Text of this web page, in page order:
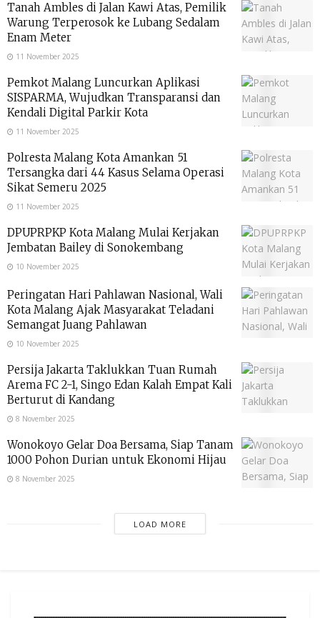
Tanah Ambles di Jalan Kawi Atas, Pemilik
Warung Terperosok ke Lubang Sedalam
Enam Meter
11 November 2025
Pemkot Malang Luncurkan Aplikasi
SISPARMA, Wujudkan Transparansi dan
Kendali Digital Parkir Kota
11 November 2025
Polresta Malang Kota Amankan 51
Tersangka dari 44 Kasus Selama Operasi
Sikat Semeru 2025
11 November 2025
DPUPRPKP Kota Malang Mulai Kerjakan
Jembatan Bailey di Sonokembang
10 November 2025
Peringatan Hari Pahlawan Nasional, Wali
Kota Malang Ajak Masyarakat Teladani
Semangat Juang Pahlawan
10 November 2025
Persija Jakarta Taklukkan Tuan Rumah
Arema FC 2-1, Singo Edan Kalah Empat Kali
Berturut di Kandang
8 November 2025
Wonokoyo Gelar Doa Bersama, Siap Tanam
1000 Pohon Durian untuk Ekonomi Hijau
8 November 2025
LOAD MORE